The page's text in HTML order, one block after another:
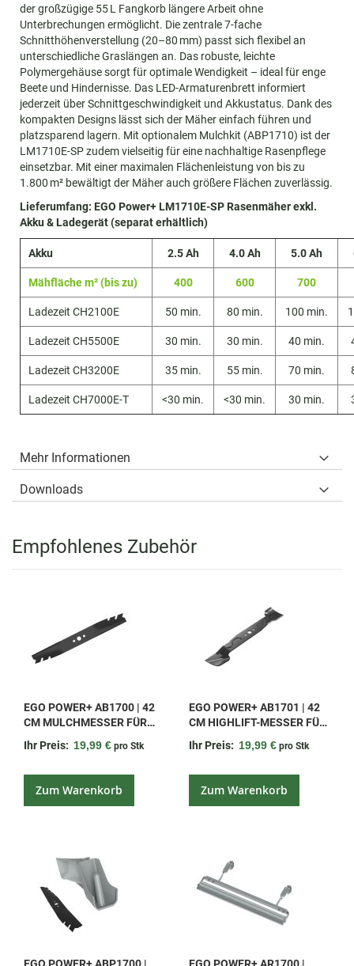
der großzügige 55 L Fangkorb längere Arbeit ohne
Unterbrechungen ermöglicht. Die zentrale 7-fache
Schnitthöhenverstellung (20–80 mm) passt sich flexibel an
unterschiedliche Graslängen an. Das robuste, leichte
Polymergehäuse sorgt für optimale Wendigkeit – ideal für enge
Beete und Hindernisse. Das LED-Armaturenbrett informiert
jederzeit über Schnittgeschwindigkeit und Akkustatus. Dank des
kompakten Designs lässt sich der Mäher einfach führen und
platzsparend lagern. Mit optionalem Mulchkit (ABP1710) ist der
LM1710E-SP zudem vielseitig für eine nachhaltige Rasenpflege
einsetzbar. Mit einer maximalen Flächenleistung von bis zu
1.800 m² bewältigt der Mäher auch größere Flächen zuverlässig.
Lieferumfang: EGO Power+ LM1710E-SP Rasenmäher exkl.
Akku & Ladegerät (separat erhältlich)
Akku 2.5 Ah 4.0 Ah 5.0 Ah
Mähfläche m² (bis zu) 400 600 700
Ladezeit CH2100E 50 min. 80 min. 100 min.
Ladezeit CH5500E 30 min. 30 min. 40 min.
Ladezeit CH3200E 35 min. 55 min. 70 min.
Ladezeit CH7000E-T <30 min. <30 min. 30 min.
Mehr Informationen
Downloads
Empfohlenes Zubehör
EGO POWER+ AB1700 | 42
CM MULCHMESSER FÜR
Ihr Preis: 19,99 € pro Stk
Zum Warenkorb
EGO POWER+ AB1701 | 42
CM HIGHLIFT-MESSER FÜR
Ihr Preis: 19,99 € pro Stk
Zum Warenkorb
EGO POWER+ ABP1700 | EGO POWER+ AR1700 |